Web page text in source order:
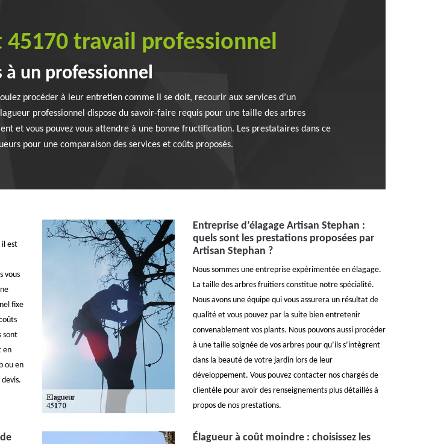
45170 travail professionnel
à un professionnel
procéder à leur entretien comme il se doit, recourir aux services d’un
professionnel dispose du savoir-faire requis pour une taille des arbres
et vous pouvez vous attendre à une bonne fructification. Les prestataires dans ce
pour une comparaison des services et coûts proposés.
il est
vous
fixe
sont
en
ou en
Entreprise d’élagage Artisan Stephan :
quels sont les prestations proposées par
Artisan Stephan ?
Nous sommes une entreprise expérimentée en élagage.
La taille des arbres fruitiers constitue notre spécialité.
Nous avons une équipe qui vous assurera un résultat de
qualité et vous pouvez par la suite bien entretenir
convenablement vos plants. Nous pouvons aussi procéder
à une taille soignée de vos arbres pour qu’ils s’intègrent
dans la beauté de votre jardin lors de leur
développement. Vous pouvez contacter nos chargés de
clientèle pour avoir des renseignements plus détaillés à
propos de nos prestations.
Élagueur à coût moindre : choisissez les